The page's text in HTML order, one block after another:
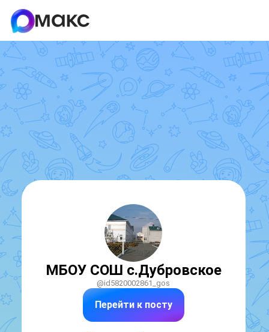
МБОУ СОШ с.Дубровское
@id5820002861_gos
Перейти к посту